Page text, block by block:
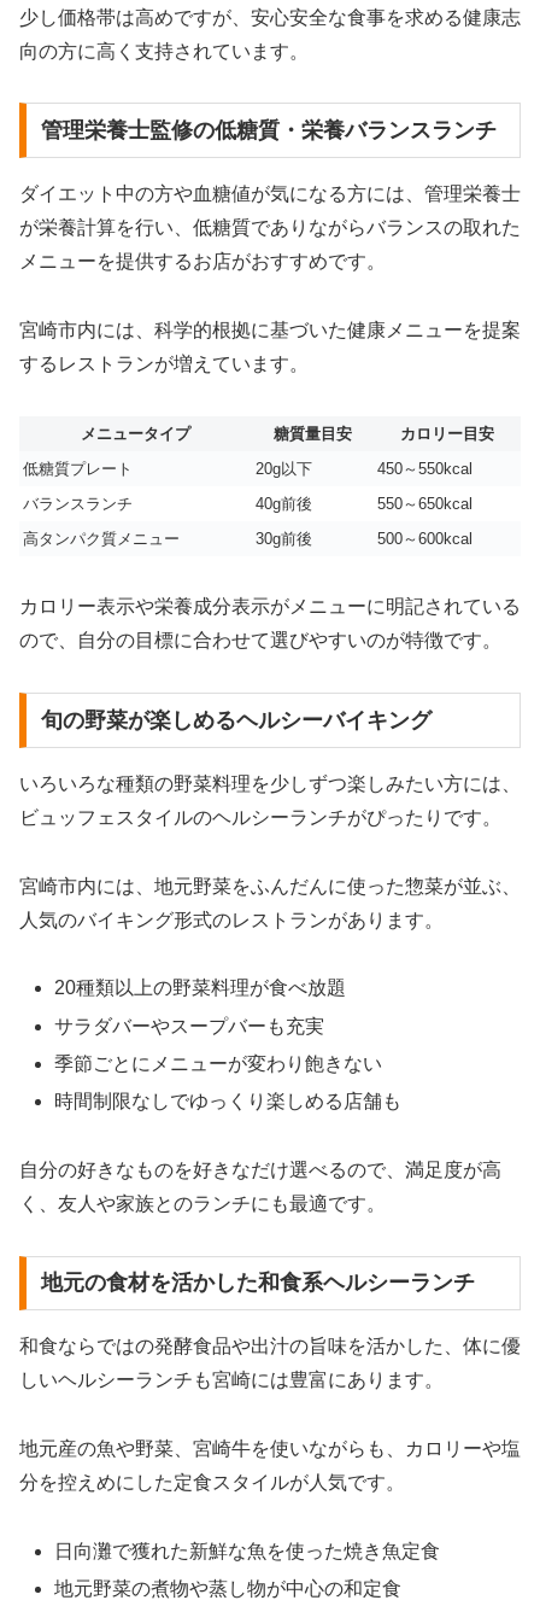
少し価格帯は高めですが、安心安全な食事を求める健康志
向の方に高く支持されています。
管理栄養士監修の低糖質・栄養バランスランチ
ダイエット中の方や血糖値が気になる方には、管理栄養士
が栄養計算を行い、低糖質でありながらバランスの取れた
メニューを提供するお店がおすすめです。
宮崎市内には、科学的根拠に基づいた健康メニューを提案
するレストランが増えています。
メニュータイプ 糖質量目安
カロリー目安
低糖質プレート
20g以下
450～550kcal
バランスランチ
40g前後
550～650kcal
高タンパク質メニュー
30g前後 500～600kcal
カロリー表示や栄養成分表示がメニューに明記されている
ので、自分の目標に合わせて選びやすいのが特徴です。
旬の野菜が楽しめるヘルシーバイキング
いろいろな種類の野菜料理を少しずつ楽しみたい方には、
ビュッフェスタイルのヘルシーランチがぴったりです。
宮崎市内には、地元野菜をふんだんに使った惣菜が並ぶ、
人気のバイキング形式のレストランがあります。
20種類以上の野菜料理が食べ放題
サラダバーやスープバーも充実
季節ごとにメニューが変わり飽きない
時間制限なしでゆっくり楽しめる店舗も
自分の好きなものを好きなだけ選べるので、満足度が高
く、友人や家族とのランチにも最適です。
地元の食材を活かした和食系ヘルシーランチ
和食ならではの発酵食品や出汁の旨味を活かした、体に優
しいヘルシーランチも宮崎には豊富にあります。
地元産の魚や野菜、宮崎牛を使いながらも、カロリーや塩
分を控えめにした定食スタイルが人気です。
日向灘で獲れた新鮮な魚を使った焼き魚定食
地元野菜の煮物や蒸し物が中心の和定食